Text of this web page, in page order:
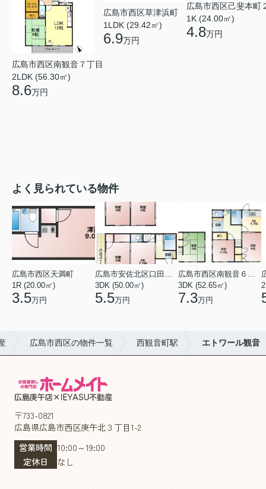
広島市西区南観音７丁目
2LDK (56.30㎡)
8.6万円
広島市西区草津浜町
1LDK (29.42㎡)
6.9万円
広島市西区己斐本町
1K (24.00㎡)
4.8万円
よく見られている物件
広島市西区天満町
1R (20.00㎡)
3.5万円
3DK (50.00㎡)
5.5万円
3DK (52.65㎡)
7.3万円
広島市西区の物件一覧 西観音町駅 エトワール観音
〒733-0821
広島県広島市西区庚午北３丁目1-2
営業時間 10:00～19:00
定休日
なし